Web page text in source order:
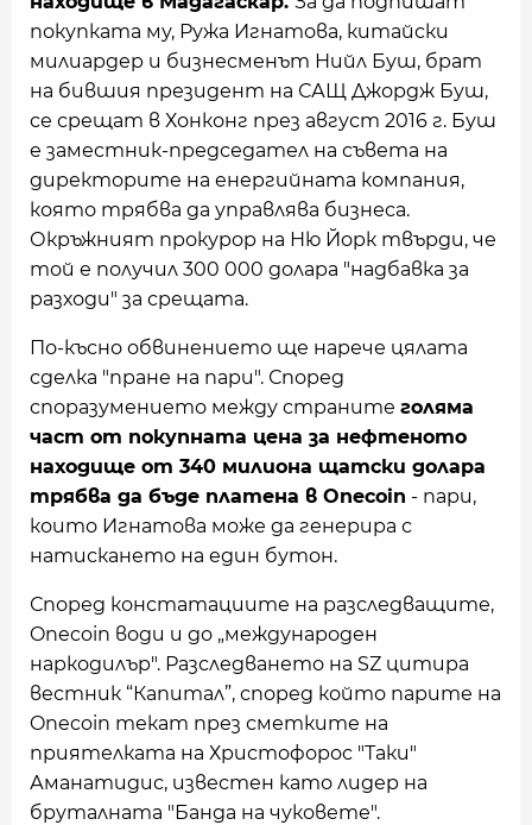
покупката му, Ружа Игнатова, китайски
милиардер и бизнесменът Нийл Буш, брат
на бившия президент на САЩ Джордж Буш,
се срещат в Хонконг през август 2016 г. Буш
е заместник-председател на съвета на
директорите на енергийната компания,
която трябва да управлява бизнеса.
Окръжният прокурор на Ню Йорк твърди, че
той е получил 300 000 долара "надбавка за
разходи" за срещата.
По-късно обвинението ще нарече цялата
сделка "пране на пари". Според
споразумението между страните голяма
част от покупната цена за нефтеното
находище от 340 милиона щатски долара
трябва да бъде платена в Onecoin - пари,
които Игнатова може да генерира с
натискането на един бутон.
Според констатациите на разследващите,
Onecoin води и до „международен
наркодилър". Разследването на SZ цитира
вестник “Капитал”, според който парите на
Onecoin текат през сметките на
приятелката на Христофорос "Таки"
Аманатидис, известен като лидер на
бруталната "Банда на чуковете".